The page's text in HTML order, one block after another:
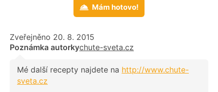
Mám hotovo!
Zveřejněno 20. 8. 2015
Poznámka autorkychute-sveta.cz
Mé další recepty najdete na http://www.chute-
sveta.cz